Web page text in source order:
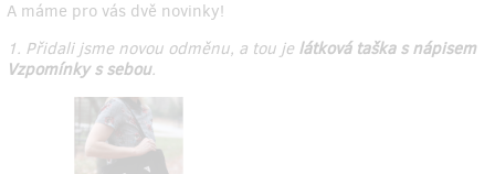
A máme pro vás dvě novinky!
1. Přidali jsme novou odměnu, a tou je látková taška s nápisem
Vzpomínky s sebou.